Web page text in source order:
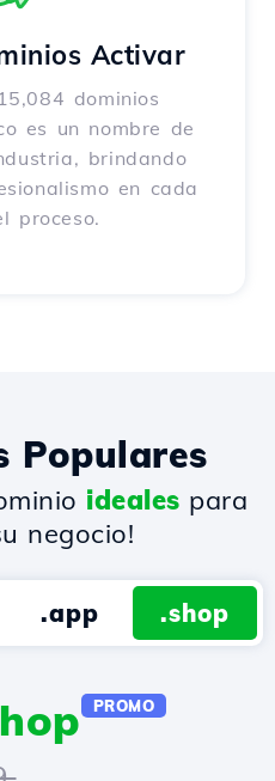
Activar
dominios
es un nombre de
brindando
en cada
proceso.
Populares
ideales para
negocio!
.app .shop
PROMO